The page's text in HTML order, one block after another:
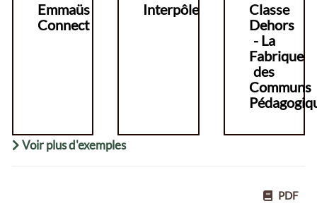
Emmaüs
Connect
Interpôle
Classe
Dehors
- La
Fabrique
des
Communs
Voir plus d'exemples
PDF